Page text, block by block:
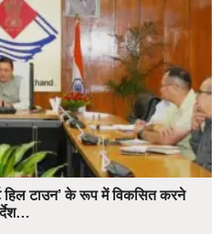
हिल टाउन’ के रूप में विकसित करने